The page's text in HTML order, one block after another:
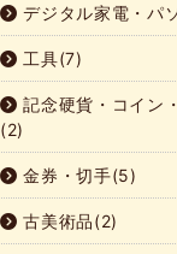
デジタル家電・パ
工具(7)
記念硬貨・コイン
(2)
金券・切手(5)
古美術品(2)